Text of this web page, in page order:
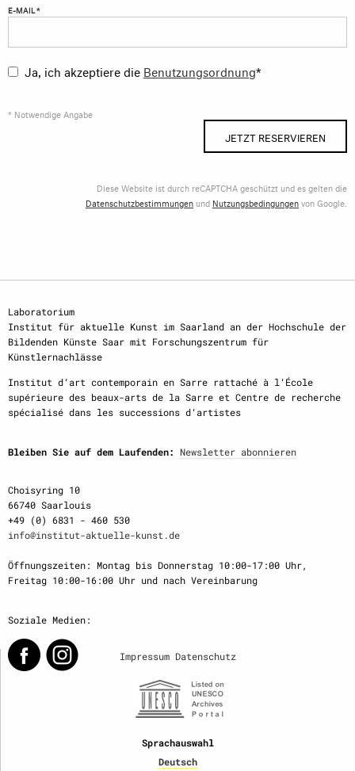
E-MAIL *
Ja, ich akzeptiere die Benutzungsordnung*
* Notwendige Angabe
JETZT RESERVIEREN
Diese Website ist durch reCAPTCHA geschützt und es gelten die
Datenschutzbestimmungen und Nutzungsbedingungenvon Google.
Laboratorium
Institut für aktuelle Kunst im Saarland an der Hochschule der
Bildenden Künste Saar mit Forschungszentrum für
Künstlernachlässe
Institut d‘art contemporain en Sarre rattaché à l‘École
supérieure des beaux-arts de la Sarre et Centre de recherche
spécialisé dans les successions d‘artistes
Bleiben Sie auf dem Laufenden: Newsletter abonnieren
Choisyring 10
66740 Saarlouis
+49 (0) 6831 - 460 530
info@institut-aktuelle-kunst.de
Öffnungszeiten: Montag bis Donnerstag 10:00-17:00 Uhr,
Freitag 10:00-16:00 Uhr und nach Vereinbarung
Soziale Medien:
Impressum Datenschutz
Sprachauswahl
Deutsch